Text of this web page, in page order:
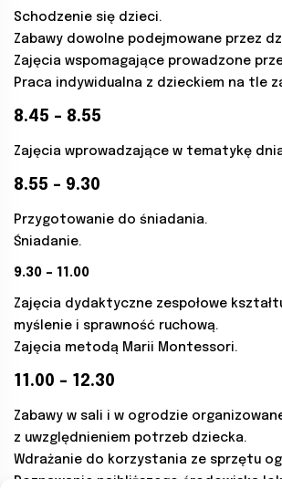
Schodzenie się dzieci.
Zabawy dowolne podejmowane przez
Zajęcia wspomagające prowadzone
Praca indywidualna z dzieckiem na tle
8.45 – 8.55
Zajęcia wprowadzające w tematykę
8.55 – 9.30
Przygotowanie do śniadania.
Śniadanie.
9.30 – 11.00
Zajęcia dydaktyczne zespołowe
myślenie i sprawność ruchową.
Zajęcia metodą Marii Montessori.
11.00 – 12.30
Zabawy w sali i w ogrodzie
z uwzględnieniem potrzeb dziecka.
Wdrażanie do korzystania ze sprzętu
Poznawanie najbliższego środowiska